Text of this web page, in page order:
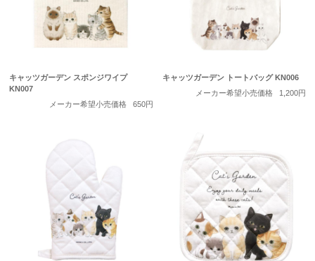
キャッツガーデン スポンジワイプ
KN007
メーカー希望小売価格
650円
キャッツガーデン トートバッグ KN006
メーカー希望小売価格
1,200円